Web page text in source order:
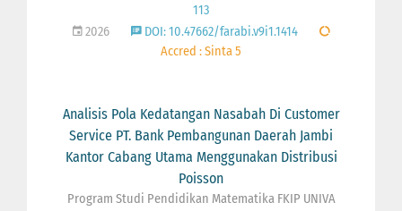
113
2026
DOI: 10.47662/farabi.v9i1.1414
Accred : Sinta 5
Analisis Pola Kedatangan Nasabah Di Customer
Service PT. Bank Pembangunan Daerah Jambi
Kantor Cabang Utama Menggunakan Distribusi
Poisson
Program Studi Pendidikan Matematika FKIP UNIVA